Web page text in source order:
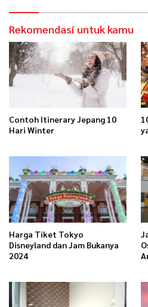
Rekomendasi untuk kamu
Contoh Itinerary Jepang 10
Hari Winter
Harga Tiket Tokyo
Disneyland dan Jam Bukanya
2024